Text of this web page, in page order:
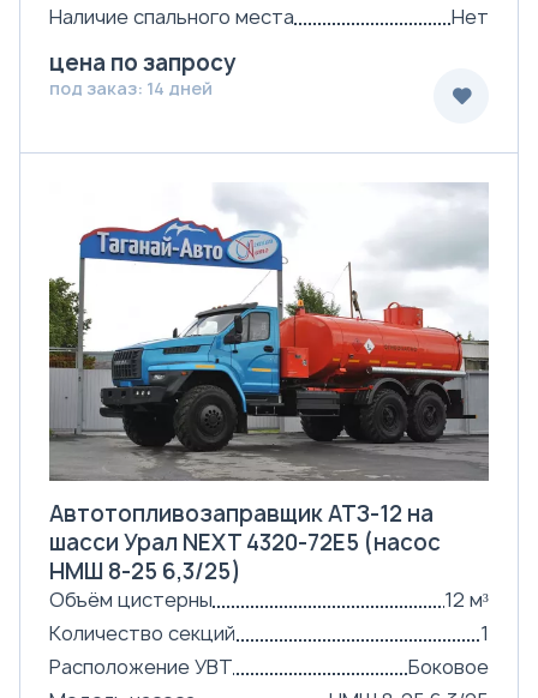
Наличие спального места
Нет
цена по запросу
под заказ: 14 дней
Автотопливозаправщик АТЗ-12 на
шасси Урал NEXT 4320-72Е5 (насос
НМШ 8-25 6,3/25)
Объём цистерны
12 м³
Количество секций
1
Расположение УВТ
Боковое